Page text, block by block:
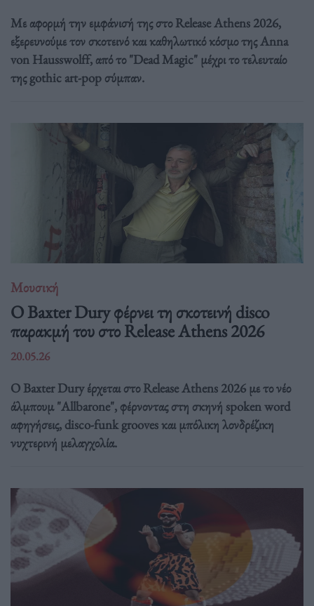
Με αφορμή την εμφάνισή της στο Release Athens 2026,
εξερευνούμε τον σκοτεινό και καθηλωτικό κόσμο της Anna
von Hausswolff, από το "Dead Magic" μέχρι το τελευταίο
της gothic art-pop σύμπαν.
Μουσική
Ο Baxter Dury φέρνει τη σκοτεινή disco
παρακμή του στο Release Athens 2026
20.05.26
Ο Baxter Dury έρχεται στο Release Athens 2026 με το νέο
άλμπουμ "Allbarone", φέρνοντας στη σκηνή spoken word
αφηγήσεις, disco-funk grooves και μπόλικη λονδρέζικη
νυχτερινή μελαγχολία.